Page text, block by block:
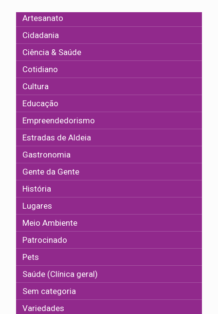
Artesanato
Cidadania
Ciência & Saúde
Cotidiano
Cultura
Educação
Empreendedorismo
Estradas de Aldeia
Gastronomia
Gente da Gente
História
Lugares
Meio Ambiente
Patrocinado
Pets
Saúde (Clínica geral)
Sem categoria
Variedades